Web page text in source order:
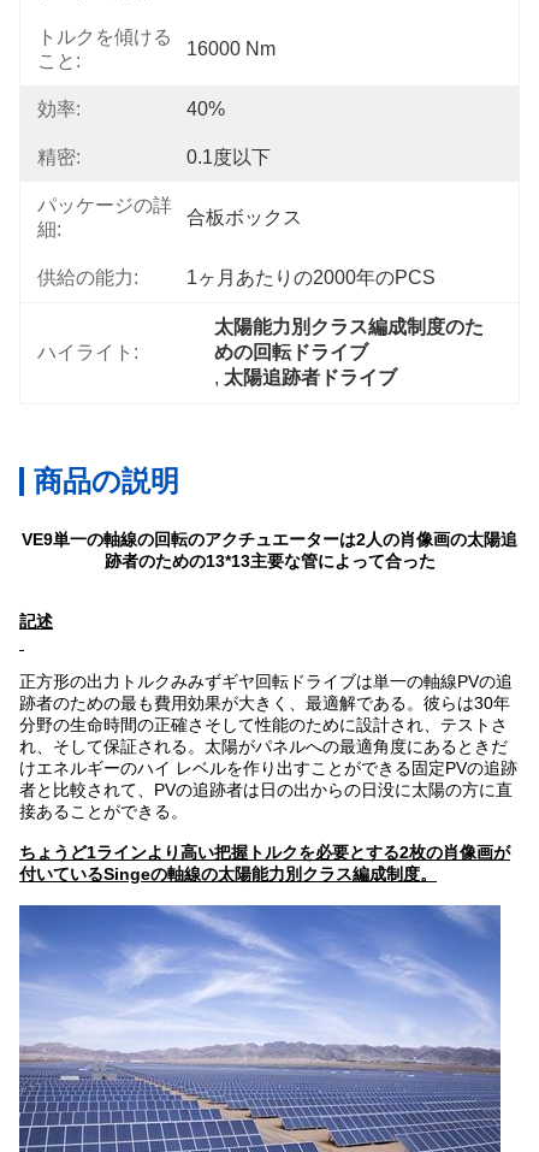
トルクを傾ける
こと:
16000 Nm
効率: 40%
精密: 0.1度以下
パッケージの詳
細:
合板ボックス
供給の能力: 1ヶ月あたりの2000年のPCS
ハイライト:
太陽能力別クラス編成制度のた
めの回転ドライブ
, 太陽追跡者ドライブ
商品の説明
VE9単一の軸線の回転のアクチュエーターは2人の肖像画の太陽追
跡者のための13*13主要な管によって合った
記述
正方形の出力トルクみみずギヤ回転ドライブは単一の軸線PVの追
跡者のための最も費用効果が大きく、最適解である。彼らは30年
分野の生命時間の正確さそして性能のために設計され、テストさ
れ、そして保証される。太陽がパネルへの最適角度にあるときだ
けエネルギーのハイ レベルを作り出すことができる固定PVの追跡
者と比較されて、PVの追跡者は日の出からの日没に太陽の方に直
接あることができる。
ちょうど1ラインより高い把握トルクを必要とする2枚の肖像画が
付いているSingeの軸線の太陽能力別クラス編成制度。